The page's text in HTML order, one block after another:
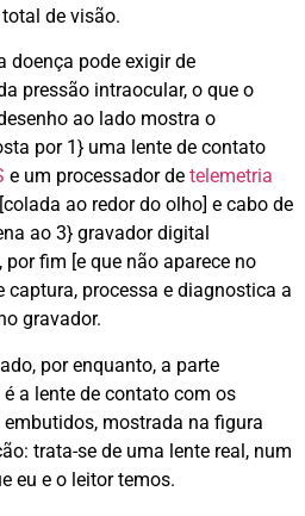
de visão.
doença pode exigir de
pressão intraocular, o que o
ao lado mostra o
por 1} uma lente de contato
e um processador de telemetria
ao redor do olho] e cabo de
ao 3} gravador digital
fim [e que não aparece no
processa e diagnostica a
gravador.
por enquanto, a parte
a lente de contato com os
mostrada na figura
trata-se de uma lente real, num
eu e o leitor temos.